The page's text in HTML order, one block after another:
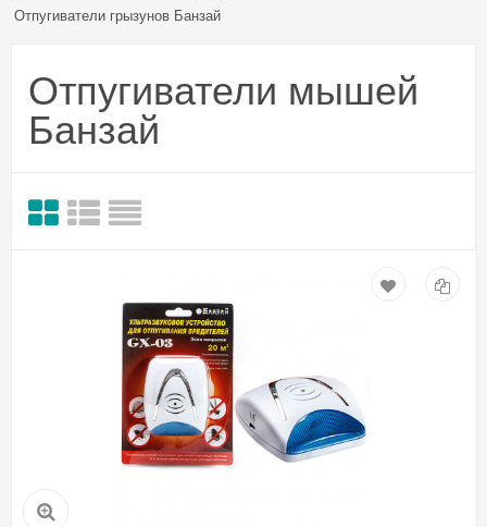
Отпугиватели грызунов Банзай
Отпугиватели мышей
Банзай